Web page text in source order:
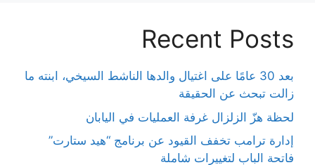
Recent Posts
بعد 30 عامًا على اغتيال والدها الناشط السيخي، ابنته ما
زالت تبحث عن الحقيقة
لحظة هزّ الزلزال غرفة العمليات في اليابان
إدارة ترامب تخفف القيود عن برنامج “هيد ستارت”
فاتحة الباب لتغييرات شاملة